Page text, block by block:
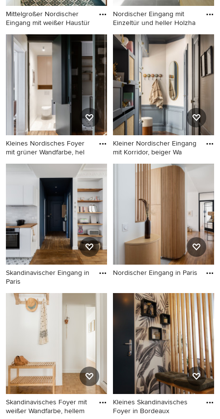
Mittelgroßer Nordischer
Eingang mit weißer Haustür
Mittelgroßer Nordischer
Eingang mit weißer Haustür,
Korridor, weißer Wandfarbe,
Einzeltür und Keramikboden
in Berlin
Nordischer Eingang mit
Einzeltür und heller Holzha
Nordischer Eingang mit
Einzeltür und heller
Holzhaustür in Sonstige
Kleines Nordisches Foyer
mit grüner Wandfarbe, hel
Kleines Nordisches Foyer mit
grüner Wandfarbe, hellem
Holzboden, Drehtür, grüner
Haustür und beigem Boden
in Paris
Kleiner Nordischer Eingang
mit Korridor, beiger Wa
Kleiner Nordischer Eingang
Holzboden in Paris
Skandinavischer Eingang in
Paris
Skandinavischer Eingang in
Paris
Nordischer Eingang in Paris
Skandinavisches Foyer mit
weißer Wandfarbe, hellem
Kleines Skandinavisches
Foyer in Bordeaux